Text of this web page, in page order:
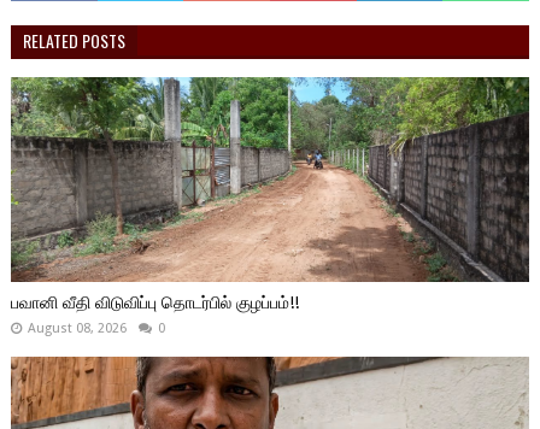
RELATED POSTS
பவானி வீதி விடுவிப்பு தொடர்பில் குழப்பம்!!
August 08, 2026 0